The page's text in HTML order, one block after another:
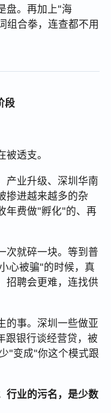
盘。再加上"海
组合拳，连查都不用
段
透支。
产业升级、深圳华南
掺进越来越多的杂
年费做"孵化"的、再
次就碎一块。等到普
心被骗"的时候，真
招聘会更难，连找供
的事。深圳一些做亚
跟银行谈经营贷，被
"变成"你这个模式跟
行业的污名，是少数